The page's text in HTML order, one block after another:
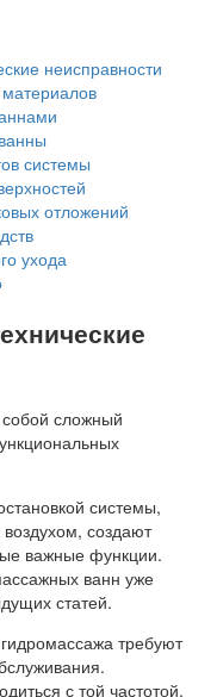
неисправности
системы
отложений
ухода
сложный
системы,
создают
важные функции.
ванн уже
статей.
требуют
с той частотой,